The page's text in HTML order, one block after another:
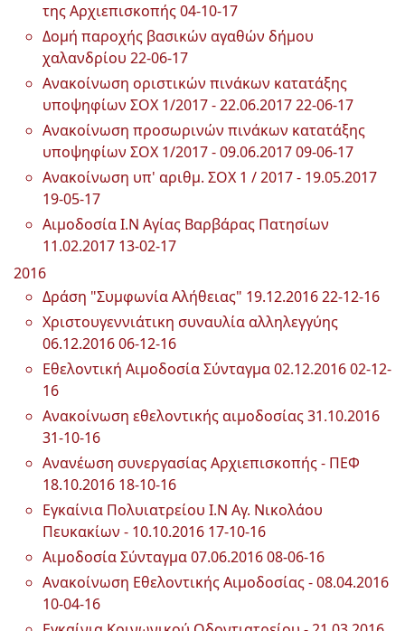
της Αρχιεπισκοπής04-10-17
Δομή παροχής βασικών αγαθών δήμου
χαλανδρίου 22-06-17
Ανακοίνωση οριστικών πινάκων κατατάξης
υποψηφίων ΣΟΧ 1/2017 - 22.06.201722-06-17
Ανακοίνωση προσωρινών πινάκων κατατάξης
υποψηφίων ΣΟΧ 1/2017 - 09.06.201709-06-17
Ανακοίνωση υπ' αριθμ. ΣΟΧ 1 / 2017 - 19.05.2017
19-05-17
Αιμοδοσία Ι.Ν Αγίας Βαρβάρας Πατησίων
11.02.2017 13-02-17
2016
Δράση "Συμφωνία Αλήθειας" 19.12.201622-12-16
Χριστουγεννιάτικη συναυλία αλληλεγγύης
06.12.201606-12-16
Εθελοντική Αιμοδοσία Σύνταγμα 02.12.201602-12-
16
Ανακοίνωση εθελοντικής αιμοδοσίας 31.10.2016
31-10-16
Ανανέωση συνεργασίας Αρχιεπισκοπής - ΠΕΦ
18.10.2016 18-10-16
Εγκαίνια Πολυιατρείου Ι.Ν Αγ. Νικολάου
Πευκακίων - 10.10.2016 17-10-16
Αιμοδοσία Σύνταγμα 07.06.201608-06-16
Ανακοίνωση Εθελοντικής Αιμοδοσίας - 08.04.2016
10-04-16